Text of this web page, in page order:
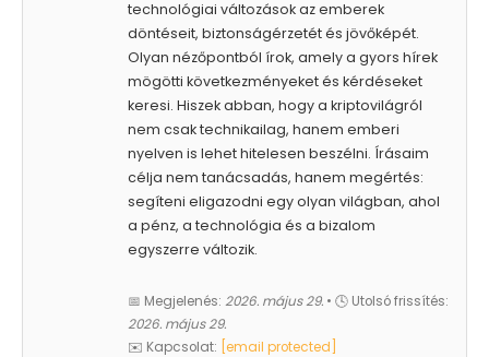
technológiai változások az emberek
döntéseit, biztonságérzetét és jövőképét.
Olyan nézőpontból írok, amely a gyors hírek
mögötti következményeket és kérdéseket
keresi. Hiszek abban, hogy a kriptovilágról
nem csak technikailag, hanem emberi
nyelven is lehet hitelesen beszélni. Írásaim
célja nem tanácsadás, hanem megértés:
segíteni eligazodni egy olyan világban, ahol
a pénz, a technológia és a bizalom
egyszerre változik.
📅 Megjelenés: 2026. május 29. • 🕓 Utolsó frissítés:
2026. május 29.
✉️ Kapcsolat:
[email protected]